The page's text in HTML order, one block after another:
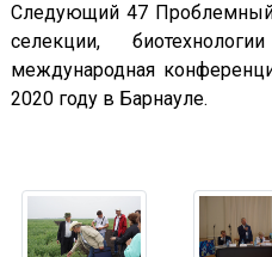
Следующий 47 Проблемный
селекции,
международная
2020 году в Барнауле.